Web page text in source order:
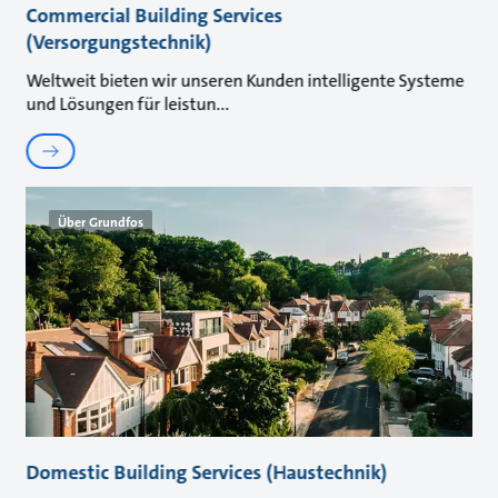
Commercial Building Services
(Versorgungstechnik)
Weltweit bieten wir unseren Kunden intelligente Systeme
und Lösungen für leistun
Über Grundfos
Domestic Building Services (Haustechnik)